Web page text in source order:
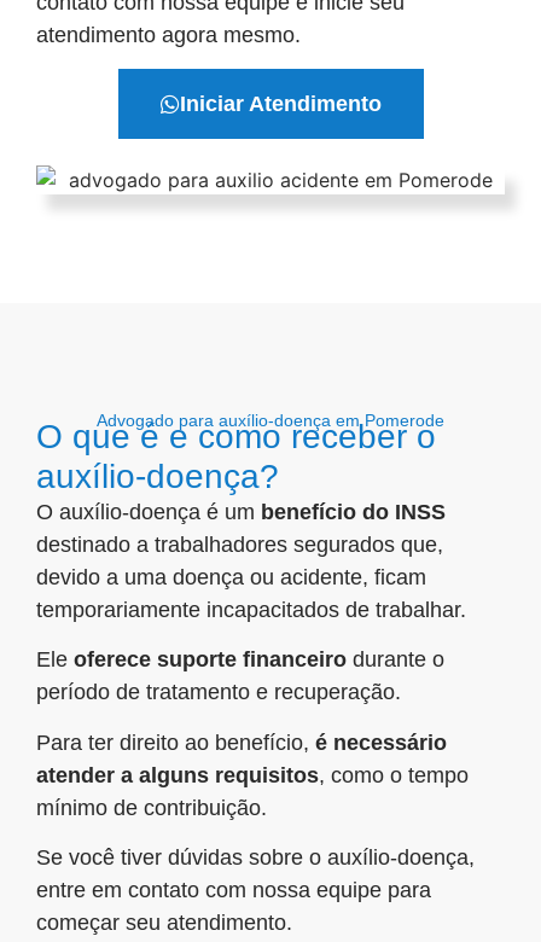
atendimento agora mesmo.
Iniciar Atendimento
Advogado para auxílio-doença em Pomerode
O que é e como receber o
auxílio-doença?
O auxílio-doença é um benefício do INSS
destinado a trabalhadores segurados que,
devido a uma doença ou acidente, ficam
temporariamente incapacitados de trabalhar.
Ele oferece suporte financeiro durante o
período de tratamento e recuperação.
Para ter direito ao benefício, é necessário
atender a alguns requisitos, como o tempo
mínimo de contribuição.
Se você tiver dúvidas sobre o auxílio-doença,
entre em contato com nossa equipe para
começar seu atendimento.